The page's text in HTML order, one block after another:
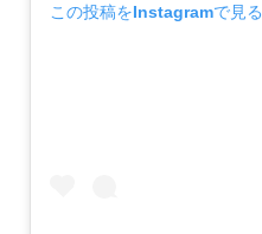
この投稿をInstagramで見る